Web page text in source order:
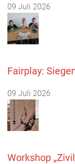
09 Juli 2026
Fairplay:
09 Juli 2026
Workshop